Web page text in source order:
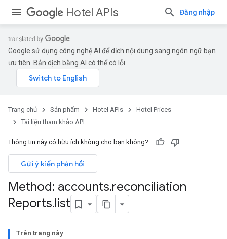
Hotel APIs Đăng nhập
Google sử dụng công nghệ AI để dịch nội dung sang ngôn ngữ bạn
ưu tiên. Bản dịch bằng AI có thể có lỗi.
Trang chủ Sản phẩm Hotel APIs
Hotel Prices
Tài liệu tham khảo API
Thông tin này có hữu ích không cho bạn không?
Gửi ý kiến phản hồi
Method: accounts.reconciliation
Reports.list
Trên trang này